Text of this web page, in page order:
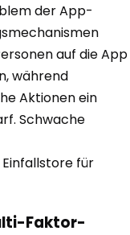
der App-
auf die App
während
Aktionen ein
Schwache
für
Faktor-